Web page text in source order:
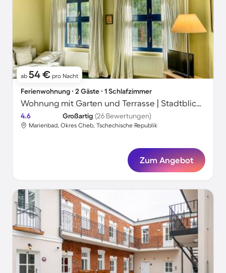
ab 54 € pro Nacht
Ferienwohnung ∙ 2 Gäste ∙ 1 Schlafzimmer
Wohnung mit Garten und Terrasse | Stadtblick | Ideal für Homeoffice
4.6 Großartig (26 Bewertungen)
Marienbad, Okres Cheb, Tschechische Republik
Zum Angebot